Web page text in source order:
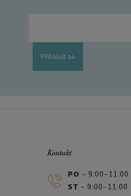
Přihlásit se
Kontakt
PO – 9:00–11:00
ST – 9:00–11:00